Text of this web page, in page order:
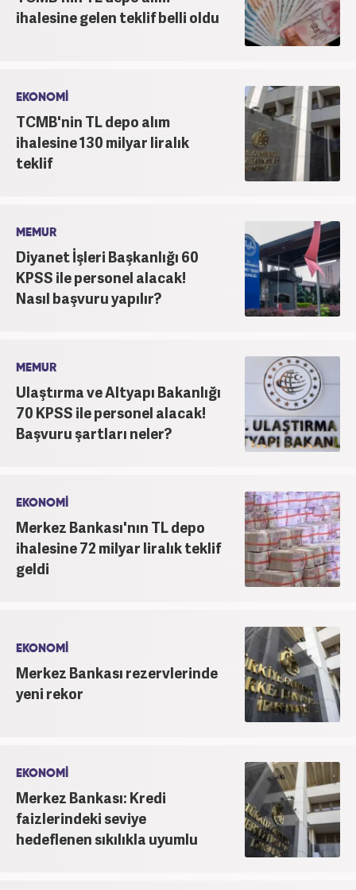
ihalesine gelen teklif belli oldu
EKONOMİ
TCMB'nin TL depo alım
ihalesine 130 milyar liralık
teklif
MEMUR
Diyanet İşleri Başkanlığı 60
KPSS ile personel alacak!
Nasıl başvuru yapılır?
MEMUR
Ulaştırma ve Altyapı Bakanlığı
70 KPSS ile personel alacak!
Başvuru şartları neler?
EKONOMİ
Merkez Bankası'nın TL depo
ihalesine 72 milyar liralık teklif
geldi
EKONOMİ
Merkez Bankası rezervlerinde
yeni rekor
EKONOMİ
Merkez Bankası: Kredi
faizlerindeki seviye
hedeflenen sıkılıkla uyumlu